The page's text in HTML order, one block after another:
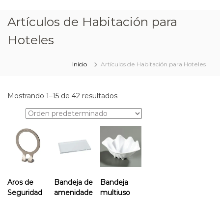
Artículos de Habitación para
Hoteles
Inicio Artículos de Habitación para Hoteles
Mostrando 1–15 de 42 resultados
Aros de
Seguridad
Bandeja de
amenidade
Bandeja
multiuso